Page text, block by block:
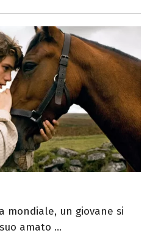
mondiale, un giovane si
amato ...